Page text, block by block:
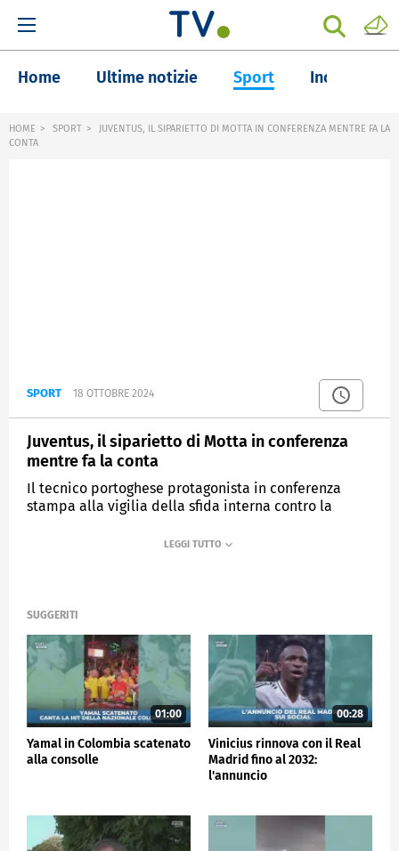
Home Ultime notizie Sport Inchieste
HOME SPORT
JUVENTUS, IL SIPARIETTO DI MOTTA IN CONFERENZA MENTRE FA LA
CONTA
SPORT 18 OTTOBRE 2024
Juventus, il siparietto di Motta in conferenza
mentre fa la conta
Il tecnico portoghese protagonista in conferenza
stampa alla vigilia della sfida interna contro la
SUGGERITI
01:00
Yamal in Colombia scatenato
alla consolle
00:28
Vinicius rinnova con il Real
Madrid fino al 2032:
l'annuncio